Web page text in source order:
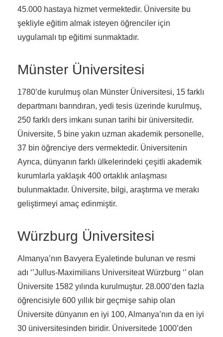
45.000 hastaya hizmet vermektedir. Üniversite bu
şekliyle eğitim almak isteyen öğrenciler için
uygulamalı tıp eğitimi sunmaktadır.
Münster Üniversitesi
1780’de kurulmuş olan Münster Üniversitesi, 15 farklı
departmanı barındıran, yedi tesis üzerinde kurulmuş,
250 farklı ders imkanı sunan tarihi bir üniversitedir.
Üniversite, 5 bine yakın uzman akademik personelle,
37 bin öğrenciye ders vermektedir. Üniversitenin
Ayrıca, dünyanın farklı ülkelerindeki çeşitli akademik
kurumlarla yaklaşık 400 ortaklık anlaşması
bulunmaktadır. Üniversite, bilgi, araştırma ve merakı
geliştirmeyi amaç edinmiştir.
Würzburg Üniversitesi
Almanya’nın Bavyera Eyaletinde bulunan ve resmi
adı ‘’Jullus-Maximilians Universiteat Würzburg ‘’ olan
Üniversite 1582 yılında kurulmuştur. 28.000’den fazla
öğrencisiyle 600 yıllık bir geçmişe sahip olan
Üniversite dünyanın en iyi 100, Almanya’nın da en iyi
30 üniversitesinden biridir. Üniversitede 1000’den